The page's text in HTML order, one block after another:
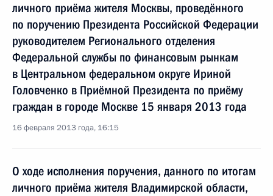
личного приёма жителя Москвы, проведённого
по поручению Президента Российской Федерации
руководителем Регионального отделения
Федеральной службы по финансовым рынкам
в Центральном федеральном округе Ириной
Головченко в Приёмной Президента по приёму
граждан в городе Москве 15 января 2013 года
16 февраля 2013 года, 16:15
О ходе исполнения поручения, данного по итогам
личного приёма жителя Владимирской области,